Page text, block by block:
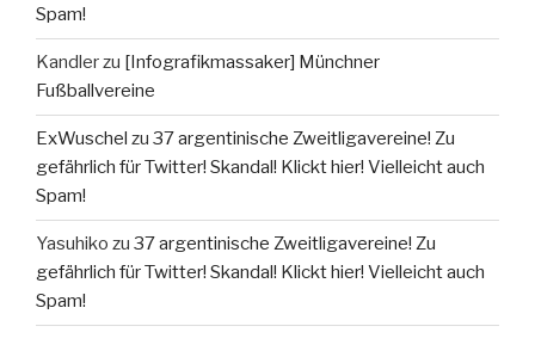
Spam!
Kandlerzu [Infografikmassaker] Münchner
Fußballvereine
ExWuschel zu 37 argentinische Zweitligavereine! Zu
gefährlich für Twitter! Skandal! Klickt hier! Vielleicht auch
Spam!
Yasuhiko zu 37 argentinische Zweitligavereine! Zu
gefährlich für Twitter! Skandal! Klickt hier! Vielleicht auch
Spam!